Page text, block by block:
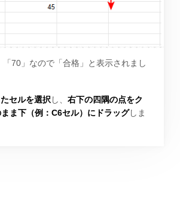
「70」なので「合格」と表示されまし
セルを選択 し、 右下の四隅の点をク
ま下（例：C6セル）にドラッグしま